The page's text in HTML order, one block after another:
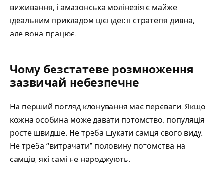
виживання, і амазонська молінезія є майже
ідеальним прикладом цієї ідеї: її стратегія дивна,
але вона працює.
Чому безстатеве розмноження
зазвичай небезпечне
На перший погляд клонування має переваги. Якщо
кожна особина може давати потомство, популяція
росте швидше. Не треба шукати самця свого виду.
Не треба “витрачати” половину потомства на
самців, які самі не народжують.